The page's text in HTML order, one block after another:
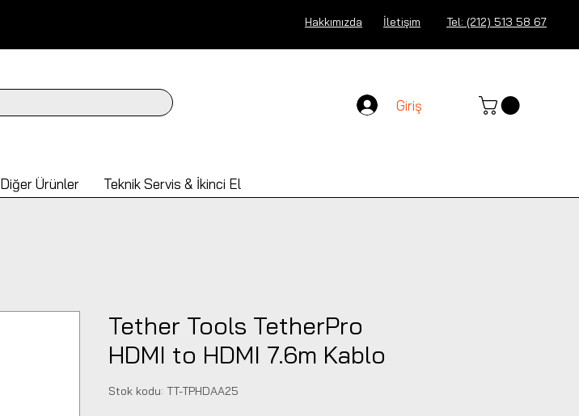
Hakkımızda İletişim Tel: (212) 513 58 67
Giriş
Diğer Ürünler Teknik Servis & İkinci El
Tether Tools TetherPro
HDMI to HDMI 7.6m Kablo
Stok kodu: TT-TPHDAA25